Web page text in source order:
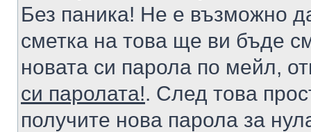
Без паника! Не е възможно
сметка на това ще ви бъде
новата си парола по мейл,
си паролата!. След това
получите нова парола за